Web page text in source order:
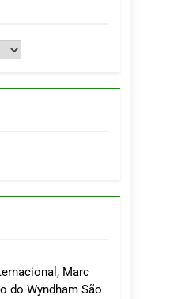
Marc
do Wyndham São